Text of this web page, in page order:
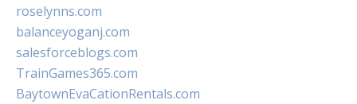
roselynns.com
balanceyoganj.com
salesforceblogs.com
TrainGames365.com
BaytownEvaCationRentals.com